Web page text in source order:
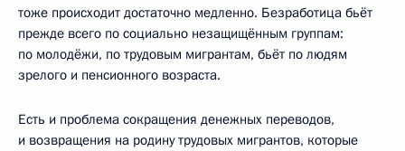
тоже происходит достаточно медленно. Безработица бьёт
прежде всего по социально незащищённым группам:
по молодёжи, по трудовым мигрантам, бьёт по людям
зрелого и пенсионного возраста.
Есть и проблема сокращения денежных переводов,
и возвращения на родину трудовых мигрантов, которые